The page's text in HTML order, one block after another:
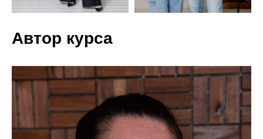
Автор курса